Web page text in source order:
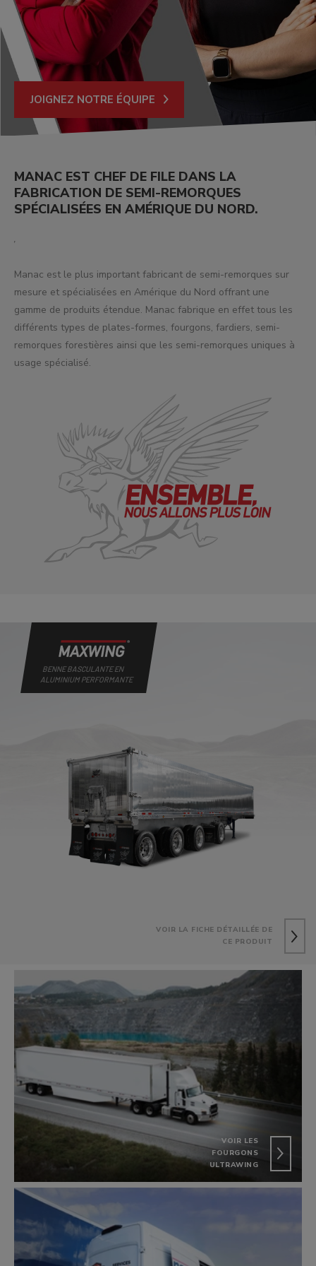
NOTRE HISTOIRE
JOIGNEZ NOTRE ÉQUIPE
TROUVEZ UN CENTRE
MANAC EST CHEF DE FILE DANS LA
FABRICATION DE SEMI-REMORQUES
SPÉCIALISÉES EN AMÉRIQUE DU NORD.
Manac est le plus important fabricant de semi-remorques sur
mesure et spécialisées en Amérique du Nord offrant une
gamme de produits étendue. Manac fabrique en effet tous les
différents types de plates-formes, fourgons, fardiers, semi-
remorques forestières ainsi que les semi-remorques uniques à
usage spécialisé.
VOIR LES
FOURGONS
ULTRAWING
BENNE BASCULANTE EN
ALUMINIUM PERFORMANTE
VOIR LA FICHE DÉTAILLÉE DE
CE PRODUIT